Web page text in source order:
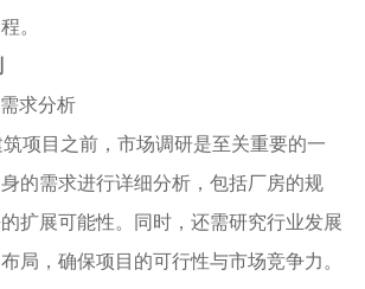
。
求分析
项目之前，市场调研是至关重要的一
的需求进行详细分析，包括厂房的规
扩展可能性。同时，还需研究行业发展
局，确保项目的可行性与市场竞争力。